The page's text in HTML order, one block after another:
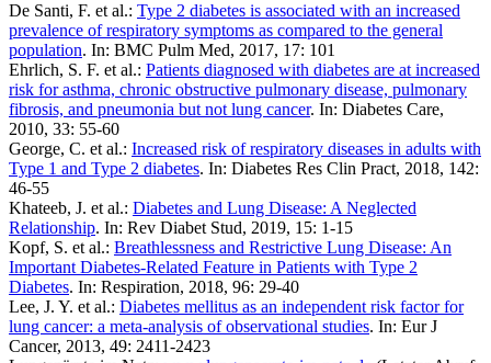
De Santi, F. et al.: Type 2 diabetes is associated with an increased
prevalence of respiratory symptoms as compared to the general
population. In: BMC Pulm Med, 2017, 17: 101
Ehrlich, S. F. et al.: Patients diagnosed with diabetes are at increased
risk for asthma, chronic obstructive pulmonary disease, pulmonary
fibrosis, and pneumonia but not lung cancer. In: Diabetes Care,
2010, 33: 55-60
George, C. et al.: Increased risk of respiratory diseases in adults with
Type 1 and Type 2 diabetes. In: Diabetes Res Clin Pract, 2018, 142:
46-55
Khateeb, J. et al.: Diabetes and Lung Disease: A Neglected
Relationship. In: Rev Diabet Stud, 2019, 15: 1-15
Kopf, S. et al.: Breathlessness and Restrictive Lung Disease: An
Important Diabetes-Related Feature in Patients with Type 2
Diabetes. In: Respiration, 2018, 96: 29-40
Lee, J. Y. et al.: Diabetes mellitus as an independent risk factor for
lung cancer: a meta-analysis of observational studies. In: Eur J
Cancer, 2013, 49: 2411-2423